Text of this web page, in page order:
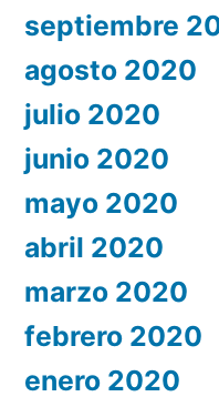
septiembre
agosto 2020
julio 2020
junio 2020
mayo 2020
abril 2020
marzo 2020
febrero 2020
enero 2020